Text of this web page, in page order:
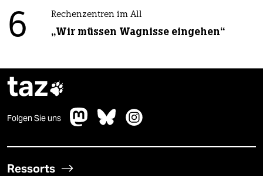
6 Rechenzentren im All
„Wir müssen Wagnisse eingehen“
taz
Folgen Sie uns
Ressorts